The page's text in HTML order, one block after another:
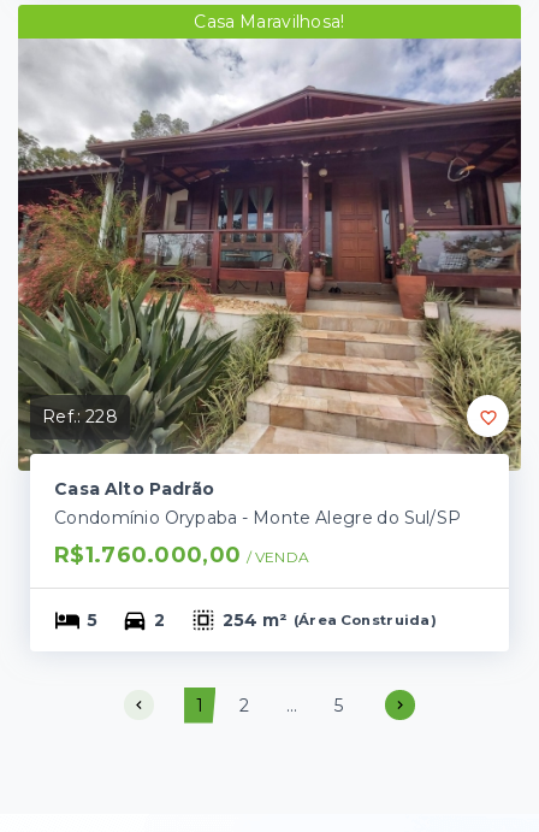
Casa Maravilhosa!
Ref.:228
Casa Alto Padrão
Condomínio Orypaba - Monte Alegre do Sul/SP
R$1.760.000,00 / VENDA
5 2 254 m² (Área Construida)
1 2 ... 5